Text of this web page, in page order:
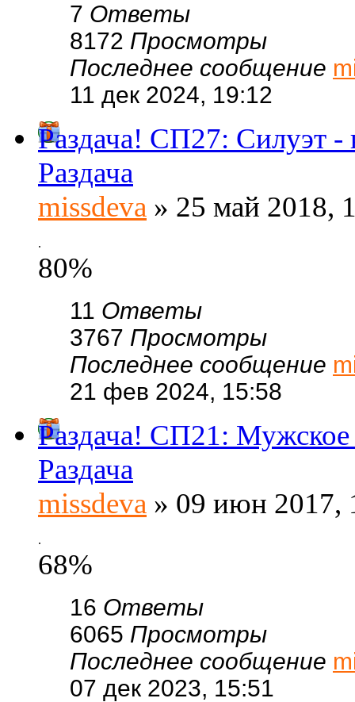
7 Ответы
8172 Просмотры
Последнее сообщение
11 дек 2024, 19:12
Раздача! СП27: Силуэт
Раздача
missdeva » 25 май 2018,
.
80%
11 Ответы
3767 Просмотры
Последнее сообщение
21 фев 2024, 15:58
Раздача! СП21:
Раздача
missdeva » 09 июн 2017,
.
68%
16 Ответы
6065 Просмотры
Последнее сообщение
07 дек 2023, 15:51